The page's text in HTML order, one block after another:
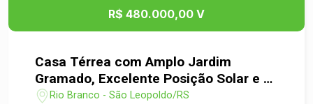
R$ 480.000,00 V
Casa Térrea com Amplo Jardim
Gramado, Excelente Posição Solar e 3
Dormitórios - Bairro Rio Branco
Rio Branco - São Leopoldo/RS